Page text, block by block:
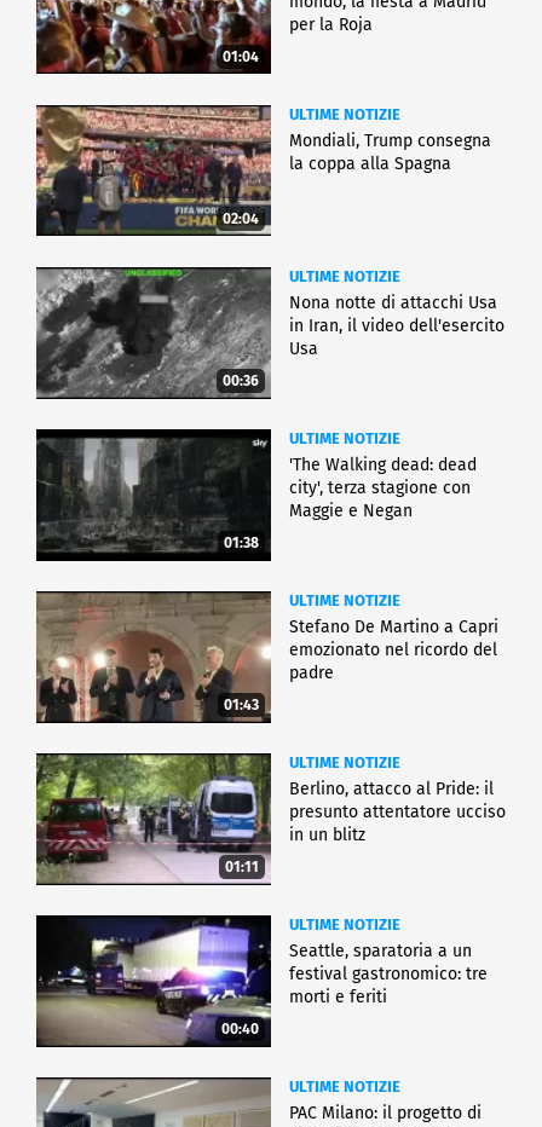
01:04
per la Roja
02:04
ULTIME NOTIZIE
Mondiali, Trump consegna
la coppa alla Spagna
00:36
ULTIME NOTIZIE
Nona notte di attacchi Usa
in Iran, il video dell'esercito
Usa
01:38
ULTIME NOTIZIE
'The Walking dead: dead
city', terza stagione con
Maggie e Negan
01:43
ULTIME NOTIZIE
Stefano De Martino a Capri
emozionato nel ricordo del
padre
01:11
ULTIME NOTIZIE
Berlino, attacco al Pride: il
presunto attentatore ucciso
in un blitz
00:40
ULTIME NOTIZIE
Seattle, sparatoria a un
festival gastronomico: tre
morti e feriti
ULTIME NOTIZIE
PAC Milano: il progetto di